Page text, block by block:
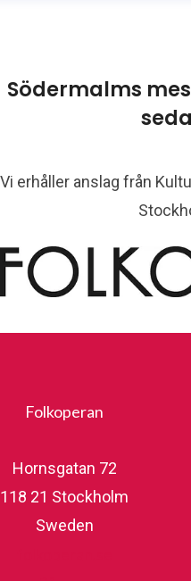
Södermalms
Vi erhåller anslag från
Folkoperan
Hornsgatan 72
118 21 Stockholm
Sweden